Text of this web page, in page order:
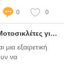
0 0
Οι Καλύτερες Ηλεκτρικές Μοτοσικλέτες για Παιδιά: Ασφάλεια και Διασκέδαση σε Κάθε Βόλτα!
μια εξαιρετική
να